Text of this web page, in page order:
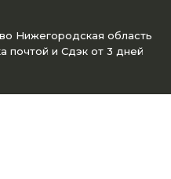
Нижегородская область
почтой и Сдэк от 3 дней